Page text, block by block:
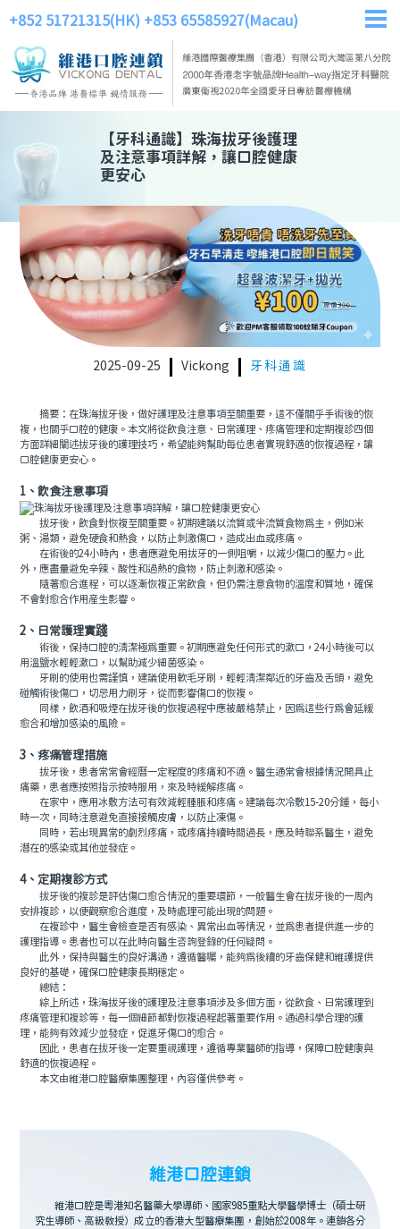
+852 51721315(HK) +853 65585927(Macau)
【牙科通識】 珠海拔牙後護理
及注意事項詳解，讓口腔健康
更安心
2025-09-25 Vickong 牙科通識
摘要：在珠海拔牙後，做好護理及注意事項至關重要，這不僅關乎手術後的恢
複，也關乎口腔的健康。本文將從飲食注意、日常護理、疼痛管理和定期複診四個
方面詳細闡述拔牙後的護理技巧，希望能夠幫助每位患者實現舒適的恢複過程，讓
口腔健康更安心。
1、飲食注意事項
拔牙後，飲食對恢複至關重要。初期建議以流質或半流質食物爲主，例如米
粥、湯類，避免硬食和熱食，以防止刺激傷口，造成出血或疼痛。
在術後的24小時內，患者應避免用拔牙的一側咀嚼，以減少傷口的壓力。此
外，應盡量避免辛辣、酸性和過熱的食物，防止刺激和感染。
隨著愈合進程，可以逐漸恢複正常飲食，但仍需注意食物的溫度和質地，確保
不會對愈合作用産生影響。
2、日常護理實踐
術後，保持口腔的清潔極爲重要。初期應避免任何形式的漱口，24小時後可以
用溫鹽水輕輕漱口，以幫助減少細菌感染。
牙刷的使用也需謹慎，建議使用軟毛牙刷，輕輕清潔鄰近的牙齒及舌頭，避免
碰觸術後傷口，切忌用力刷牙，從而影響傷口的恢複。
同樣，飲酒和吸煙在拔牙後的恢複過程中應被嚴格禁止，因爲這些行爲會延緩
愈合和增加感染的風險。
3、疼痛管理措施
拔牙後，患者常常會經曆一定程度的疼痛和不適。醫生通常會根據情況開具止
痛藥，患者應按照指示按時服用，來及時緩解疼痛。
在家中，應用冰敷方法可有效減輕腫脹和疼痛。建議每次冷敷15-20分鍾，每小
時一次，同時注意避免直接接觸皮膚，以防止凍傷。
同時，若出現異常的劇烈疼痛，或疼痛持續時間過長，應及時聯系醫生，避免
潛在的感染或其他並發症。
4、定期複診方式
拔牙後的複診是評估傷口愈合情況的重要環節，一般醫生會在拔牙後的一周內
安排複診，以便觀察愈合進度，及時處理可能出現的問題。
在複診中，醫生會檢查是否有感染、異常出血等情況，並爲患者提供進一步的
護理指導。患者也可以在此時向醫生咨詢登錄的任何疑問。
此外，保持與醫生的良好溝通，遵循醫囑，能夠爲後續的牙齒保健和維護提供
良好的基礎，確保口腔健康長期穩定。
總結：
綜上所述，珠海拔牙後的護理及注意事項涉及多個方面，從飲食、日常護理到
疼痛管理和複診等，每一個細節都對恢複過程起著重要作用。通過科學合理的護
理，能夠有效減少並發症，促進牙傷口的愈合。
因此，患者在拔牙後一定要重視護理，遵循專業醫師的指導，保障口腔健康與
舒適的恢複過程。
本文由維港口腔醫療集團整理，內容僅供參考。
維港口腔連鎖
維港口腔是粵港知名醫藥大學導師、國家985重點大學醫學博士（碩士研
究生導師、高級教授）成立的香港大型醫療集團，創始於2008年。連鎖各分